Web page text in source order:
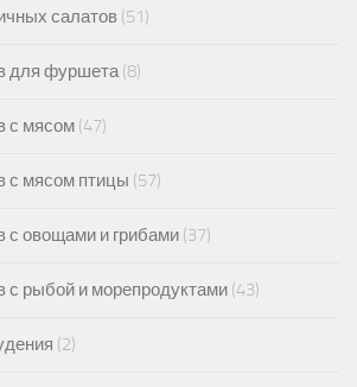
салатов (51)
для фуршета(8)
с мясом (47)
с мясом птицы (57)
с овощами и грибами (37)
с рыбой и морепродуктами (43)
(2)